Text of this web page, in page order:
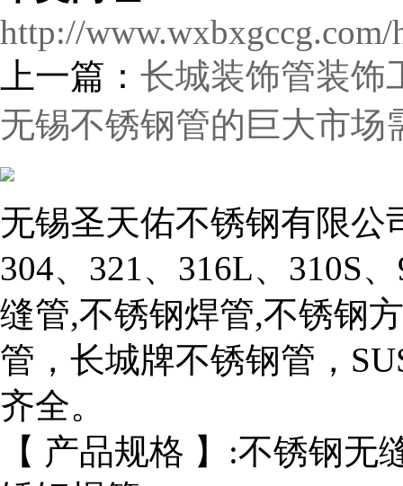
http://
上一篇： 长城装饰管装饰
无锡不锈钢管的巨大市场
无锡圣天佑不锈钢有限公
304、321、316L、310S
缝管,不锈钢焊管,不锈钢
管，长城牌不锈钢管，
齐全。
【 产品规格 】:不锈钢无